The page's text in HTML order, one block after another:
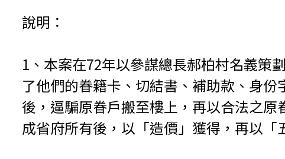
說明：
1、本案在72年以參謀總長郝柏村名義策
了他們的眷籍卡、切結書、補助款、身
後，逼騙原眷戶搬至樓上，再以合法之
成省府所有後，以「造價」獲得，再以